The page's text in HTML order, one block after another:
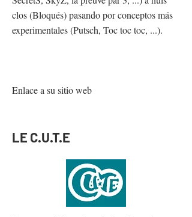
clos (Bloqués) pasando por conceptos más
experimentales (Putsch, Toc toc toc, ...).
Enlace a su sitio web
LE C.U.T.E